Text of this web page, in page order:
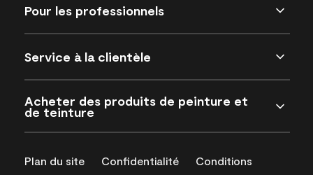
Pour les professionnels
Service à la clientèle
Acheter des produits de peinture et
de teinture
Plan du site Confidentialité
Conditions